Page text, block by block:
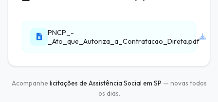
PNCP_-
_Ato_que_Autoriza_a_Contratacao_Direta.pdf
Acompanhe licitações de Assistência Social em SP — novas todos
os dias.